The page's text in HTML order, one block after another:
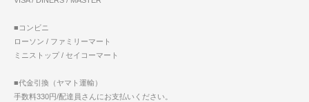
■コンビニ
ローソン / ファミリーマート
ミニストップ / セイコーマート
■代金引換（ヤマト運輸）
手数料330円/配達員さんにお支払いください。